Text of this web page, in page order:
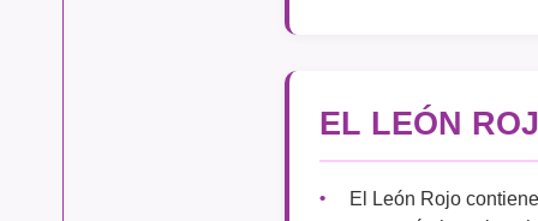
EL LEÓN
El León Rojo